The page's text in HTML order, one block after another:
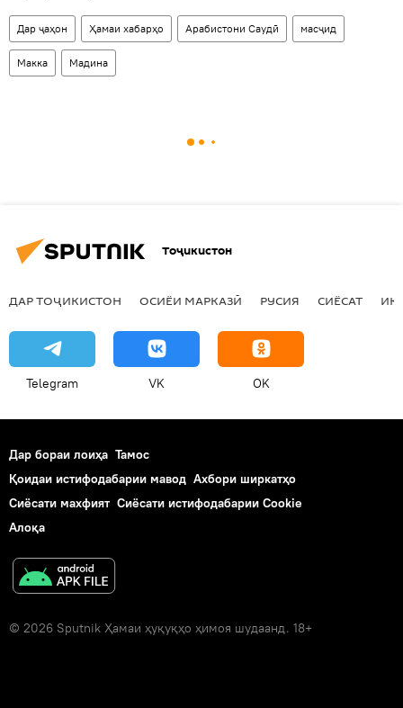
Дар ҷаҳон Ҳамаи хабарҳо Арабистони Саудӣ масҷид
Макка Мадина
Тоҷикистон
ДАР ТОҶИКИСТОН ОСИЁИ МАРКАЗӢ РУСИЯ СИЁСАТ
Telegram VK OK
Дар бораи лоиҳа Тамос
Қоидаи истифодабарии мавод Ахбори ширкатҳо
Сиёсати махфият Сиёсати истифодабарии Cookie
Алоқа
© 2026 Sputnik Ҳамаи ҳуқуқҳо ҳимоя шудаанд. 18+